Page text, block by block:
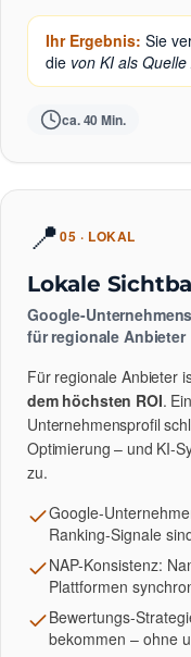
Ihr Ergebnis: Sie
die von KI als
ca. 40 Min.
📍05 · LOKAL
Lokale
Google-
für regionale Anbieter
Für regionale Anbieter
dem höchsten ROI.
Unternehmensprofil
Optimierung – und KI-
zu.
Google-
Ranking-Signale
NAP-Konsistenz:
Plattformen
Bewertungs-
bekommen – ohne